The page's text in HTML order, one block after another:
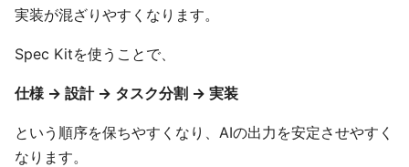
実装が混ざりやすくなります。
Spec Kitを使うことで、
仕様 → 設計 → タスク分割 → 実装
という順序を保ちやすくなり、AIの出力を安定させやすく
なります。